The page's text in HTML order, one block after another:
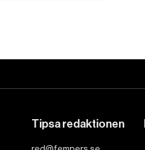
Tipsa redaktionen